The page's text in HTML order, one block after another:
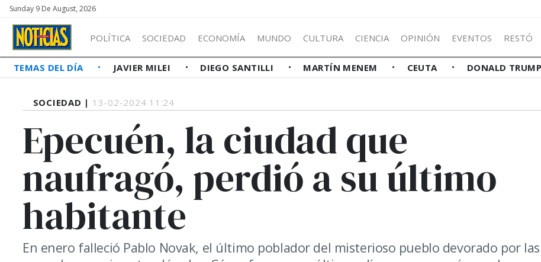
Sunday 9 De August, 2026
POLÍTICA SOCIEDAD ECONOMÍA MUNDO CULTURA CIENCIA OPINIÓN EVENTOS RESTÓ
TEMAS DEL DÍA JAVIER MILEI DIEGO SANTILLI MARTÍN MENEM CEUTA DONALD TRUMP
SOCIEDAD | 13-02-2024 11:24
Epecuén, la ciudad que
naufragó, perdió a su último
habitante
En enero falleció Pablo Novak, el último poblador del misterioso pueblo devorado por las